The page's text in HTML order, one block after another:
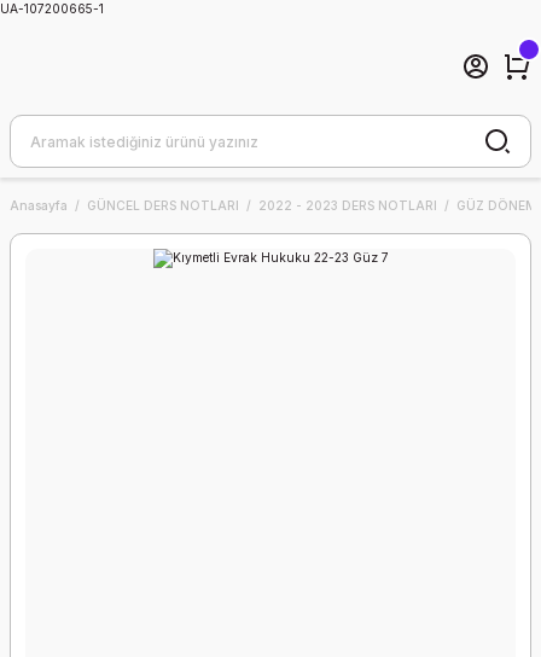
UA-107200665-1
Anasayfa GÜNCEL DERS NOTLARI 2022 - 2023 DERS NOTLARI GÜZ DÖNEMİ